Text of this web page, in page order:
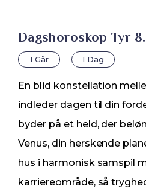
Dagshoroskop Tyr
I Går I Dag
En blid konstellation
indleder dagen til din
byder på et held, der
Venus, din herskende
hus i harmonisk samspil
karriereområde, så